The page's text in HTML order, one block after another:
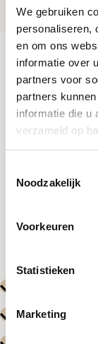
We gebruiken
personaliseren,
en om ons
informatie over
partners voor
partners
informatie die u
verzameld op
Noodzakelijk
Voorkeuren
Statistieken
Marketing